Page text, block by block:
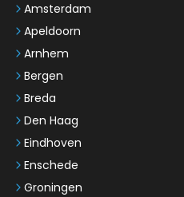
Amsterdam
Apeldoorn
Arnhem
Bergen
Breda
Den Haag
Eindhoven
Enschede
Groningen